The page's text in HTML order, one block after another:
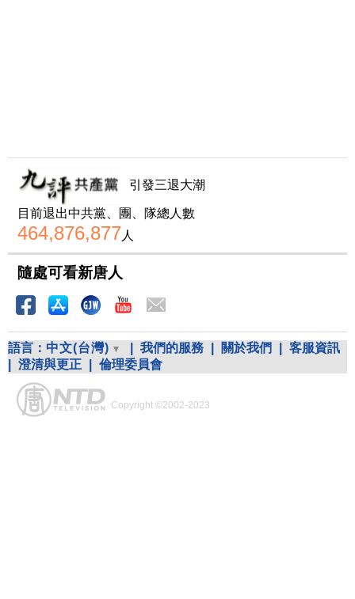
引發三退大潮
目前退出中共黨、團、隊總人數
464,876,877人
隨處可看新唐人
語言： 中文(台灣) 我們的服務 關於我們
客服資訊
澄清與更正 倫理委員會
Copyright ©2002-2023